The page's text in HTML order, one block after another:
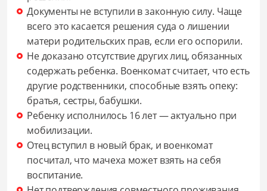
Документы не вступили в законную силу. Чаще
всего это касается решения суда о лишении
матери родительских прав, если его оспорили.
Не доказано отсутствие других лиц, обязанных
содержать ребенка. Военкомат считает, что есть
другие родственники, способные взять опеку:
братья, сестры, бабушки.
Ребенку исполнилось 16 лет — актуально при
мобилизации.
Отец вступил в новый брак, и военкомат
посчитал, что мачеха может взять на себя
воспитание.